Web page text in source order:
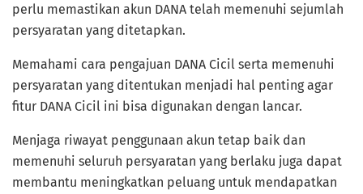
perlu memastikan akun DANA telah memenuhi sejumlah
persyaratan yang ditetapkan.
Memahami cara pengajuan DANA Cicil serta memenuhi
persyaratan yang ditentukan menjadi hal penting agar
fitur DANA Cicil ini bisa digunakan dengan lancar.
Menjaga riwayat penggunaan akun tetap baik dan
memenuhi seluruh persyaratan yang berlaku juga dapat
membantu meningkatkan peluang untuk mendapatkan